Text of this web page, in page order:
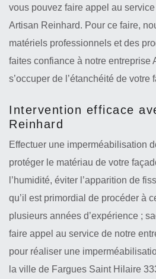
vous pouvez faire appel au
Artisan Reinhard. Pour ce faire,
matériels professionnels et des
faites confiance à notre entreprise
s’occuper de l’étanchéité de votre
Intervention efficace
Reinhard
Effectuer une imperméabilisation
protéger le matériau de votre
l’humidité, éviter l’apparition de
qu’il est primordial de procéder à
plusieurs années d’expérience ;
faire appel au service de notre
pour réaliser une
la ville de Fargues Saint Hilaire